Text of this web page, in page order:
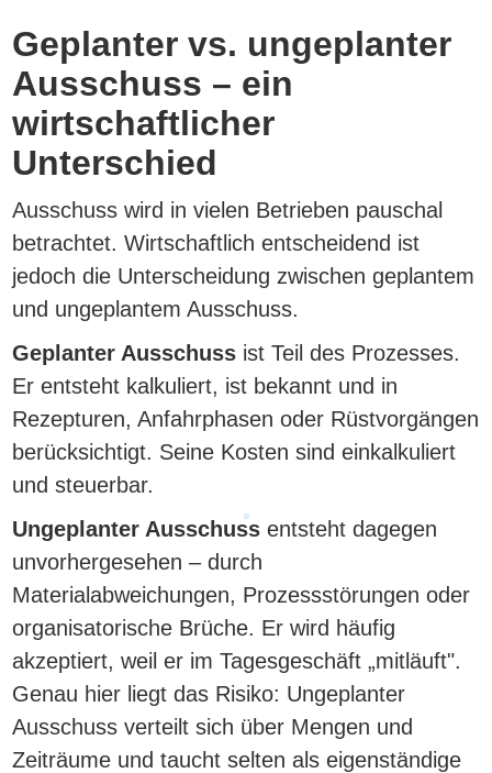
Geplanter vs. ungeplanter
Ausschuss – ein
wirtschaftlicher
Unterschied
Ausschuss wird in vielen Betrieben pauschal
betrachtet. Wirtschaftlich entscheidend ist
jedoch die Unterscheidung zwischen geplantem
und ungeplantem Ausschuss.
Geplanter Ausschuss ist Teil des Prozesses.
Er entsteht kalkuliert, ist bekannt und in
Rezepturen, Anfahrphasen oder Rüstvorgängen
berücksichtigt. Seine Kosten sind einkalkuliert
und steuerbar.
Ungeplanter Ausschuss entsteht dagegen
unvorhergesehen – durch
Materialabweichungen, Prozessstörungen oder
organisatorische Brüche. Er wird häufig
akzeptiert, weil er im Tagesgeschäft „mitläuft".
Genau hier liegt das Risiko: Ungeplanter
Ausschuss verteilt sich über Mengen und
Zeiträume und taucht selten als eigenständige